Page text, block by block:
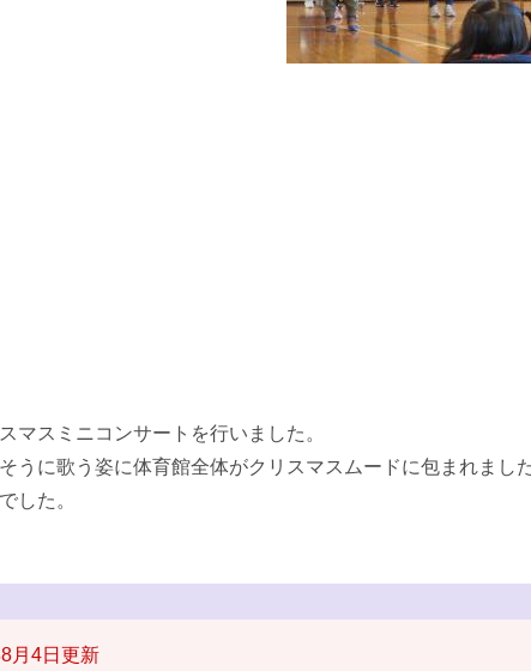
スミニコンサートを行いました。
に歌う姿に体育館全体がクリスマスムードに包まれました
した。
月4日更新